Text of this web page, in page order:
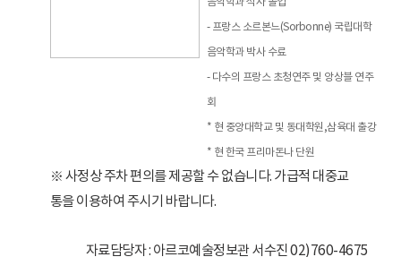
- 프랑스 소르본느(Sorbonne) 국립대학
음악학과 박사 수료
- 다수의 프랑스 초청연주 및 앙상블 연주
회
* 현 중앙대학교 및 동대학원,삼육대 출강
* 현 한국 프리마돈나 단원
※ 사정상 주차 편의를 제공할 수 없습니다. 가급적 대중교
통을 이용하여 주시기 바랍니다.
자료담당자 : 아르코예술정보관 서수진 02)760-4675